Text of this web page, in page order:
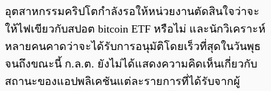
อุตสาหกรรมคริปโตกำลังรอให้หน่วยงานตัดสินใจว่าจะ
ให้ไฟเขียวกับสปอต bitcoin ETF หรือไม่ และนักวิเคราะห์
หลายคนคาดว่าจะได้รับการอนุมัติโดยเร็วที่สุดในวันพุธ
จนถึงขณะนี้ ก.ล.ต. ยังไม่ได้แสดงความคิดเห็นเกี่ยวกับ
สถานะของแอปพลิเคชันแต่ละรายการที่ได้รับจากผู้